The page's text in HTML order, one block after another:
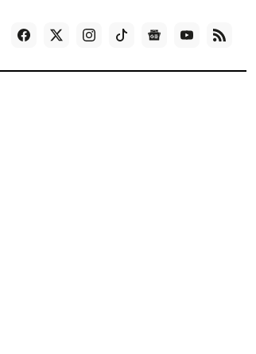
Games